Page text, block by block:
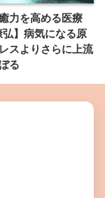
力を高める医療
】病気になる原
スよりさらに上流
る